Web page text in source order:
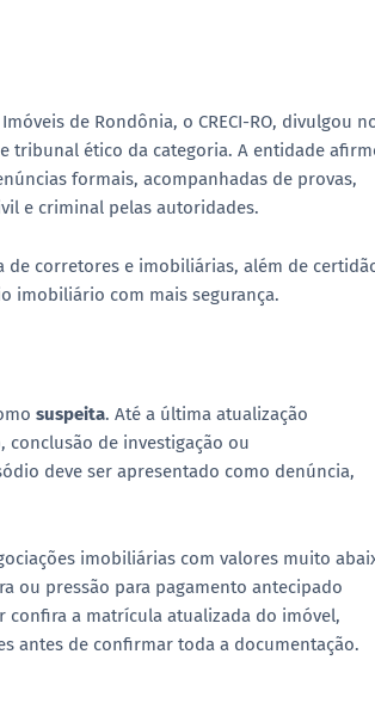
de Rondônia, o CRECI-RO, divulgou
tribunal ético da categoria. A entidade
formais, acompanhadas de provas,
e criminal pelas autoridades.
de corretores e imobiliárias, além de
imobiliário com mais segurança.
suspeita. Até a última atualização
conclusão de investigação ou
deve ser apresentado como denúncia,
imobiliárias com valores muito
ou pressão para pagamento antecipado
confira a matrícula atualizada do imóvel,
antes de confirmar toda a documentação.